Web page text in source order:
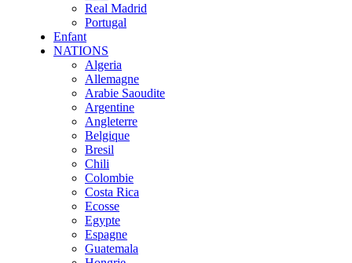
Real Madrid
Portugal
Enfant
NATIONS
Algeria
Allemagne
Arabie Saoudite
Argentine
Angleterre
Belgique
Bresil
Chili
Colombie
Costa Rica
Ecosse
Egypte
Espagne
Guatemala